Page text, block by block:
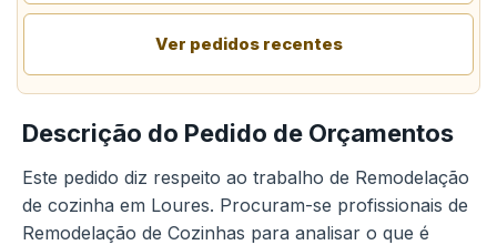
Ver pedidos recentes
Descrição do Pedido de Orçamentos
Este pedido diz respeito ao trabalho de Remodelação
de cozinha em Loures. Procuram-se profissionais de
Remodelação de Cozinhas para analisar o que é